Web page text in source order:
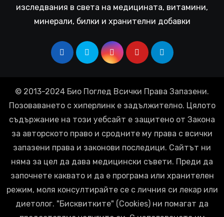
изследвания в света на медицината, витамини,
минерали, билки и хранителни добавки
© 2013-2024 Био Поглед Всички Права Запазени.
Позоваването с хиперлинк е задължително. Цялото
съдържание на този уебсайт е защитено от Закона
за авторското право и сродните му права с всички
запазени права и законови последици. Сайтът ни
няма за цел да дава медицински съвети. Преди да
започнете каквато и да е програма или хранителен
режим, моля консултирайте се с личния си лекар или
диетолог. "Бисквитките" (Cookies) ни помагат да